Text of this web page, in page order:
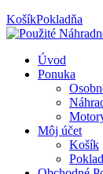
KošíkPokladňa
Úvod
Ponuka
Môj účet
Košík